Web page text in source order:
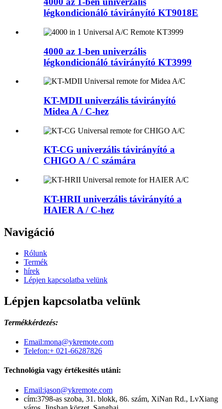
légkondicionáló távirányító KT9018E
4000 az 1-ben univerzális
légkondicionáló távirányító KT3999
KT-MDII univerzális távirányító
Midea A / C-hez
KT-CG univerzális távirányító a
CHIGO A / C számára
KT-HRII univerzális távirányító a
HAIER A / C-hez
Navigáció
Rólunk
Termék
hírek
Lépjen kapcsolatba velünk
Lépjen kapcsolatba velünk
Termékkérdezés:
Email:mona@ykremote.com
Telefon:+ 021-66287826
Technológia vagy értékesítés utáni:
Email:jason@ykremote.com
cím:3798-as szoba, 31. blokk, 86. szám, XiNan Rd., LvXiang